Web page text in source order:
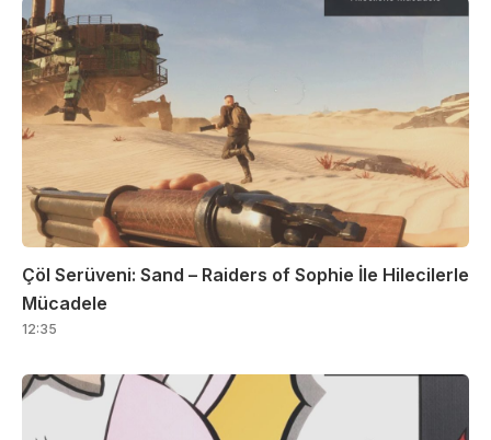
Çöl Serüveni: Sand – Raiders of Sophie İle Hilecilerle
Mücadele
12:35